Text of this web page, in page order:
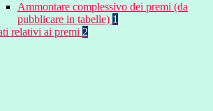
Ammontare complessivo dei premi (da
pubblicare in tabelle) 1
relativi ai premi 2